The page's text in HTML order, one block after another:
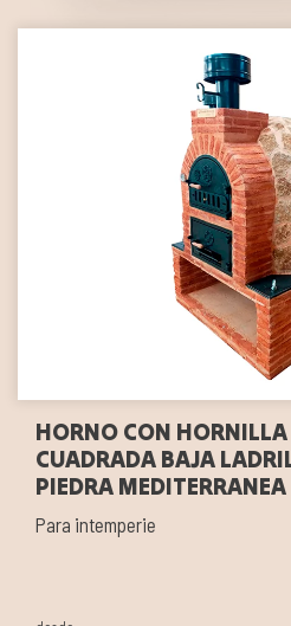
HORNO CON
CUADRADA BAJA
PIEDRA MEDITERRANEA
Para intemperie